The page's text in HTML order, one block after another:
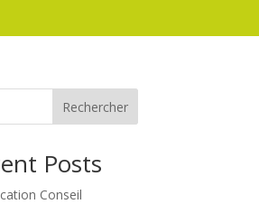
Rechercher
Posts
Conseil